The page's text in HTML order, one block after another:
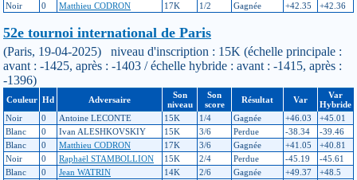
Noir
0 Matthieu CODRON 17K 1/2 Gagnée +42.35 +42.36
52e tournoi international de Paris
(Paris, 19-04-2025) niveau d'inscription : 15K (échelle principale :
avant : -1425, après : -1403 / échelle hybride : avant : -1415, après :
-1396)
Couleur Hd Adversaire
Son
niveau
Son
score
Résultat Var
Var
Hybride
Noir
0 Antoine LECONTE 15K 1/4 Gagnée +46.03
+45.01
Blanc
0 Ivan ALESHKOVSKIY 15K 3/6 Perdue -38.34
-39.46
Blanc
0 Matthieu CODRON 17K 3/6 Gagnée +41.05
+40.81
Noir
0 Raphaël STAMBOLLION 15K 2/4 Perdue -45.19
-45.61
Blanc
0 Jean WATRIN 14K 2/6 Gagnée +49.37
+48.5